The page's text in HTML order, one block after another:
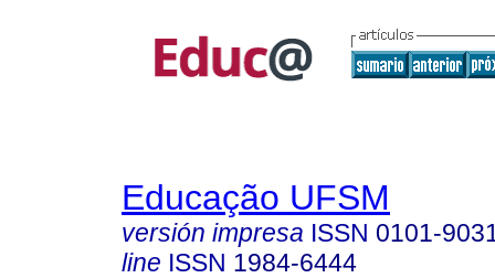
Educação UFSM
versión impresa ISSN 0101-
line ISSN 1984-6444